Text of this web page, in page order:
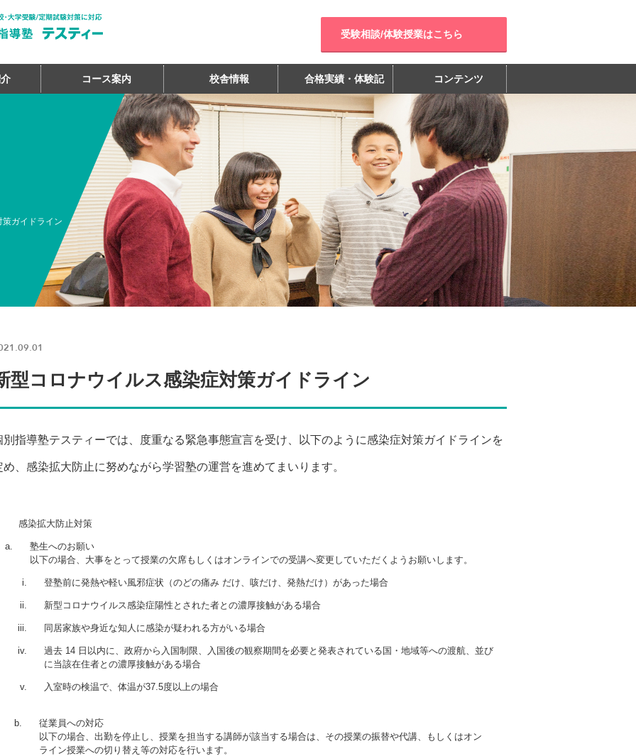
受験相談/体験授業はこちら
コース案内 校舎情報 合格実績・体験記 コンテンツ
ガイドライン
型コロナウイルス感染症対策ガイドライン
別指導塾テスティーでは、度重なる緊急事態宣言を受け、以下のように感染症対策ガイドラインを
め、感染拡大防止に努めながら学習塾の運営を進めてまいります。
感染拡大防止対策
塾生へのお願い
以下の場合、大事をとって授業の欠席もしくはオンラインでの受講へ変更していただくようお願いします。
登塾前に発熱や軽い風邪症状（のどの痛み だけ、咳だけ、発熱だけ）があった場合
新型コロナウイルス感染症陽性とされた者との濃厚接触がある場合
同居家族や身近な知人に感染が疑われる方がいる場合
過去 14 日以内に、政府から入国制限、入国後の観察期間を必要と発表されている国・地域等への渡航、並び
に当該在住者との濃厚接触がある場合
入室時の検温で、体温が37.5度以上の場合
従業員への対応
以下の場合、出勤を停止し、授業を担当する講師が該当する場合は、その授業の振替や代講、もしくはオン
ライン授業への切り替え等の対応を行います。